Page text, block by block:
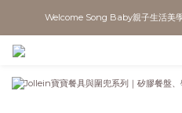
Welcome Song Baby親子生活美